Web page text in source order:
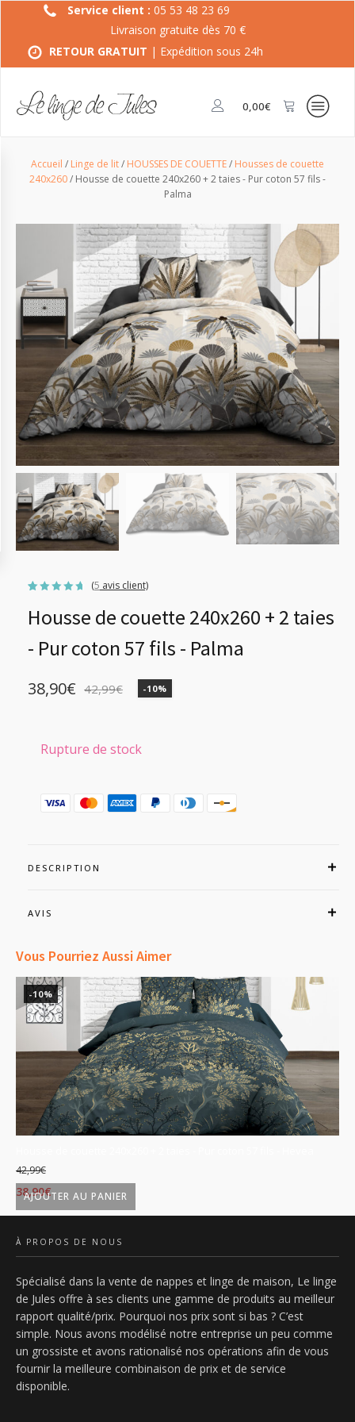
Service client : 05 53 48 23 69
Livraison gratuite dès 70 €
RETOUR GRATUIT | Expédition sous 24h
0,00€
Accueil / Linge de lit/ HOUSSES DE COUETTE/ Housses de couette
240x260/ Housse de couette 240x260 + 2 taies - Pur coton 57 fils -
Palma
sur 5
basé
client
(5 avis client)
Housse de couette 240x260 + 2 taies
- Pur coton 57 fils - Palma
42,99€
Le
initial
42,99€.
38,90€
Le
actuel
38,90€.
-10%
Rupture de stock
DESCRIPTION
AVIS
Vous Pourriez Aussi Aimer
-10%
AJOUTER AU PANIER
42,99€
Le
prix
initial
42,99€.
38,90€Le
prix
actuel
38,90€.
À PROPOS DE NOUS
Spécialisé dans la vente de nappes et linge de maison, Le linge
de Jules offre à ses clients une gamme de produits au meilleur
rapport qualité/prix. Pourquoi nos prix sont si bas ? C’est
simple. Nous avons modélisé notre entreprise un peu comme
un grossiste et avons rationalisé nos opérations afin de vous
fournir la meilleure combinaison de prix et de service
disponible.